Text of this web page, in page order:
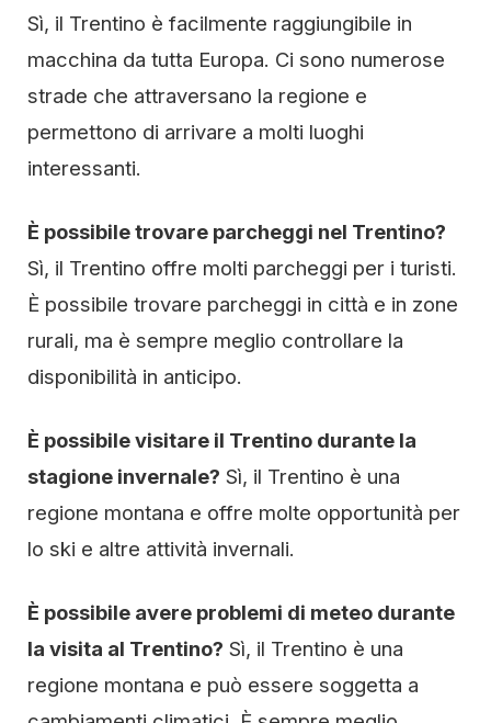
Sì, il Trentino è facilmente raggiungibile in
macchina da tutta Europa. Ci sono numerose
strade che attraversano la regione e
permettono di arrivare a molti luoghi
interessanti.
È possibile trovare parcheggi nel Trentino?
Sì, il Trentino offre molti parcheggi per i turisti.
È possibile trovare parcheggi in città e in zone
rurali, ma è sempre meglio controllare la
disponibilità in anticipo.
È possibile visitare il Trentino durante la
stagione invernale? Sì, il Trentino è una
regione montana e offre molte opportunità per
lo ski e altre attività invernali.
È possibile avere problemi di meteo durante
la visita al Trentino? Sì, il Trentino è una
regione montana e può essere soggetta a